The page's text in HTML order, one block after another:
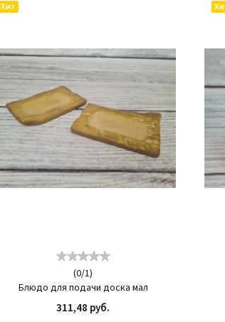
Хит
(0/1)
Блюдо для подачи доска мал
311,48 руб.